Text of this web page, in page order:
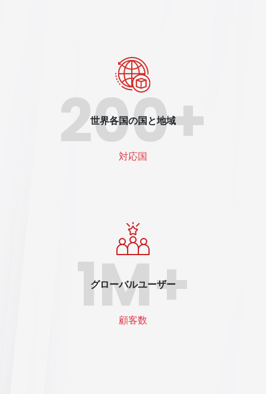
200+
世界各国の国と地域
対応国
1M+
グローバルユーザー
顧客数